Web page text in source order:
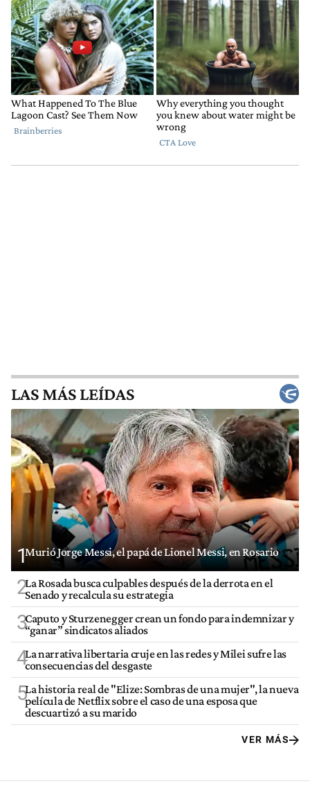
LAS MÁS LEÍDAS
1Murió Jorge Messi, el papá de Lionel Messi, en Rosario
2La Rosada busca culpables después de la derrota en el
Senado y recalcula su estrategia
3Caputo y Sturzenegger crean un fondo para indemnizar y
“ganar” sindicatos aliados
4La narrativa libertaria cruje en las redes y Milei sufre las
consecuencias del desgaste
5La historia real de "Elize: Sombras de una mujer", la nueva
película de Netflix sobre el caso de una esposa que
descuartizó a su marido
VER MÁS